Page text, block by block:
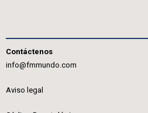
Contáctenos
info@fmmundo.com
Aviso legal